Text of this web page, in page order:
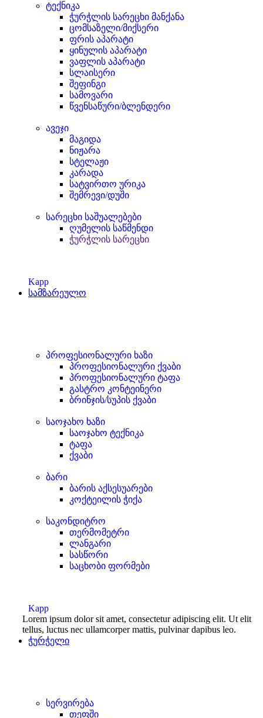
ტექნიკა
ჭურჭლის სარეცხი მანქანა
ცომსაზელი/მიქსერი
ფრის აპარატი
ყინულის აპარატი
ვაფლის აპარატი
სლაისერი
შეფინგი
სამოვარი
წვენსაწური/ბლენდერი
ავეჯი
მაგიდა
ნიჟარა
სტელაჟი
კარადა
სატვირთო ურიკა
შემრევი/დუში
სარეცხი საშუალებები
ღუმელის საწმენდი
ჭურჭლის სარეცხი
Kapp
სამზარეულო
პროფესიონალური ხაზი
პროფესიონალური ქვაბი
პროფესიონალური ტაფა
გასტრო კონტეინერი
ბრინჯის/სუპის ქვაბი
საოჯახო ხაზი
საოჯახო ტექნიკა
ტაფა
ქვაბი
ბარი
ბარის აქსესუარები
კოქტეილის ჭიქა
საკონდიტრო
თერმომეტრი
ლანგარი
სასწორი
საცხობი ფორმები
Kapp
Lorem ipsum dolor sit amet, consectetur adipiscing elit. Ut elit
tellus, luctus nec ullamcorper mattis, pulvinar dapibus leo.
ჭურჭელი
სერვირება
თეფში